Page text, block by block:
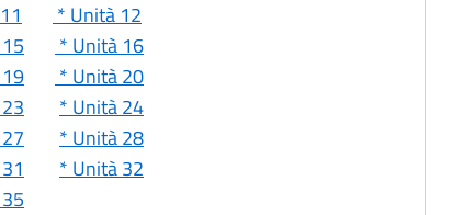
* Unità 12
* Unità 16
* Unità 20
* Unità 24
* Unità 28
* Unità 32